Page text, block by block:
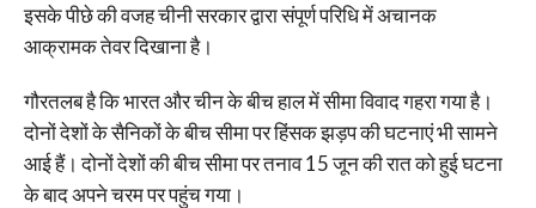
इसके पीछे की वजह चीनी सरकार द्वारा संपूर्ण परिधि में अचानक
आक्रामक तेवर दिखाना है।
गौरतलब है कि भारत और चीन के बीच हाल में सीमा विवाद गहरा गया है।
दोनों देशों के सैनिकों के बीच सीमा पर हिंसक झड़प की घटनाएं भी सामने
आई हैं। दोनों देशों की बीच सीमा पर तनाव 15 जून की रात को हुई घटना
के बाद अपने चरम पर पहुंच गया।